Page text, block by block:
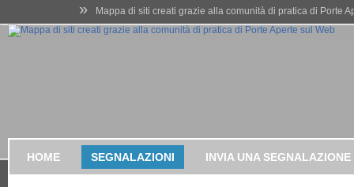
» Mappa di siti creati grazie alla comunità di pratica di Porte
HOME SEGNALAZIONI INVIA UNA SEGNALAZIONE